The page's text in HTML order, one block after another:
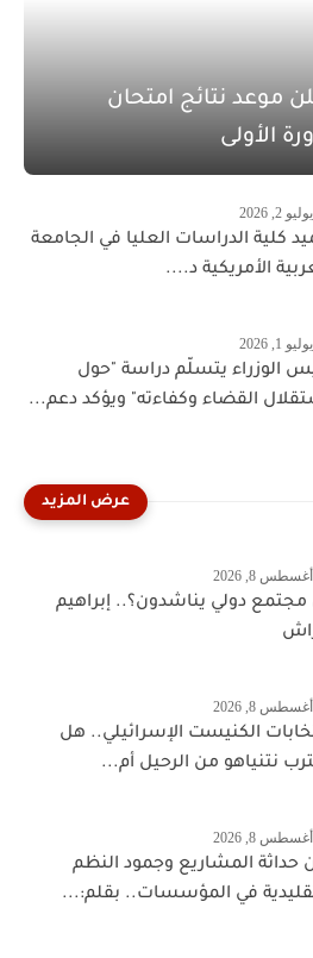
موعد نتائج امتحان
الأولى
يوليو 2, 2026
كلية الدراسات العليا في الجامعة
الأمريكية د....
يوليو 1, 2026
الوزراء يتسلّم دراسة "حول
القضاء وكفاءته" ويؤكد دعم...
أغسطس 8, 2026
مجتمع دولي يناشدون؟.. إبراهيم
أغسطس 8, 2026
الكنيست الإسرائيلي.. هل
نتنياهو من الرحيل أم...
أغسطس 8, 2026
حداثة المشاريع وجمود النظم
في المؤسسات.. بقلم:...